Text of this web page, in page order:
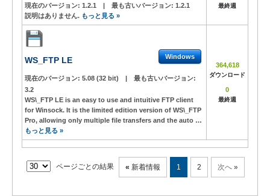
現在のバージョン: 1.2.1 | 最も古いバージョン: 1.2.1
説明はありません. もっと見る »
最終週
WS_FTP LE Windows
現在のバージョン: 5.08 (32 bit) |
最も古いバージョン:
3.2
WS\_FTP LE is an easy to use and intuitive FTP client
for Winsock. It is the limited edition version of WS\_FTP
Pro, allowing only multiple file transfers and the auto …
もっと見る »
364,618
ダウンロード
0
最終週
ページごとの結果 « 新着情報 1 2 次へ »